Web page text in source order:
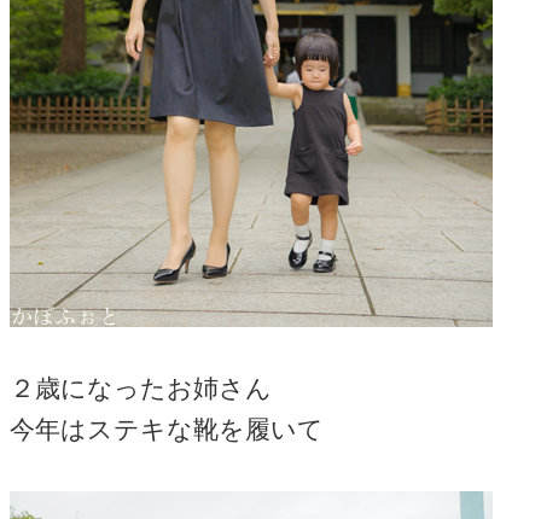
２歳になったお姉さん
今年はステキな靴を履いて